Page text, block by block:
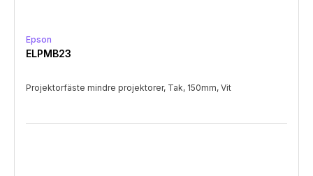
Epson
ELPMB23
Projektorfäste mindre projektorer, Tak, 150mm, Vit